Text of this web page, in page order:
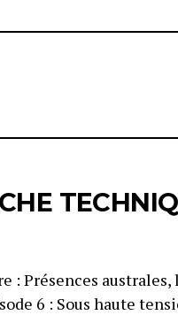
: Présences australes,
6 : Sous haute